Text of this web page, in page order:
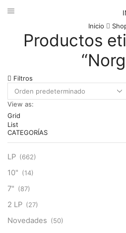
Inicio
Productos
Filtros
View as:
Grid
List
CATEGORÍAS
LP (662)
10" (14)
7" (87)
2 LP (27)
Novedades (50)